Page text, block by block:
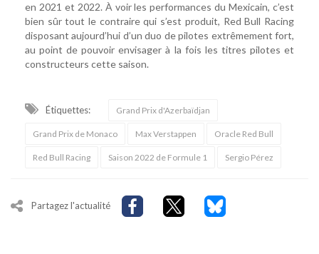
en 2021 et 2022. À voir les performances du Mexicain, c’est
bien sûr tout le contraire qui s’est produit, Red Bull Racing
disposant aujourd’hui d’un duo de pilotes extrêmement fort,
au point de pouvoir envisager à la fois les titres pilotes et
constructeurs cette saison.
Étiquettes: Grand Prix d'Azerbaïdjan
Grand Prix de Monaco Max Verstappen Oracle Red Bull
Red Bull Racing Saison 2022 de Formule 1 Sergio Pérez
Partagez l'actualité